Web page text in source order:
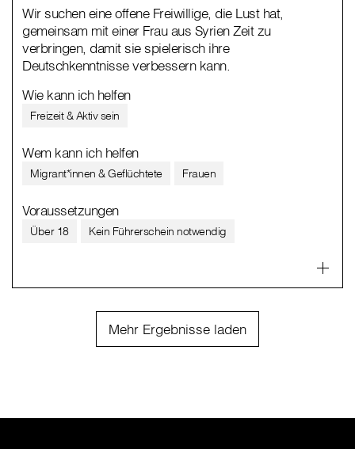
Wir suchen eine offene Freiwillige, die Lust hat,
gemeinsam mit einer Frau aus Syrien Zeit zu
verbringen, damit sie spielerisch ihre
Deutschkenntnisse verbessern kann.
Wie kann ich helfen
Freizeit & Aktiv sein
Wem kann ich helfen
Migrant*innen & Geflüchtete Frauen
Voraussetzungen
Über 18 Kein Führerschein notwendig
Mehr Ergebnisse laden